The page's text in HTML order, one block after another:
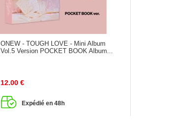
ONEW - TOUGH LOVE - Mini Album
Vol.5 Version POCKET BOOK Album...
12.00 €
Expédié en 48h